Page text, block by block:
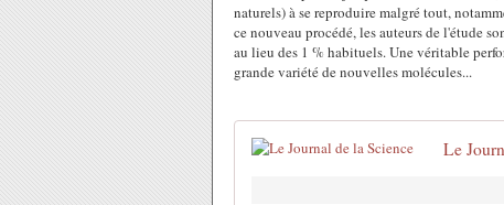
naturels) à se reproduire malgré tout,
ce nouveau procédé, les auteurs de l'étude
au lieu des 1 % habituels. Une véritable
grande variété de nouvelles molécules...
Le